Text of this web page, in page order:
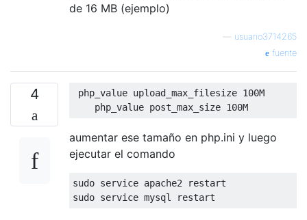
de 16 MB (ejemplo)
usuario3714265
fuente
4 php_value upload_max_filesize 100M
    php_value post_max_size
100M
aumentar ese tamaño en php.ini y luego
ejecutar el comando
sudo service apache2 restart
sudo service mysql restart